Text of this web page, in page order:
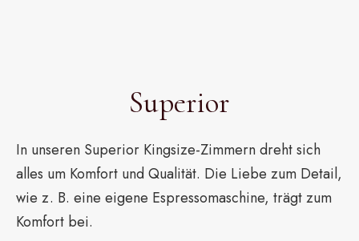
Superior
In unseren Superior Kingsize-Zimmern dreht sich
alles um Komfort und Qualität. Die Liebe zum Detail,
wie z. B. eine eigene Espressomaschine, trägt zum
Komfort bei.